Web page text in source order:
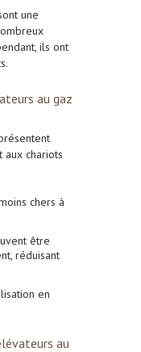
une
ils ont
au gaz
chariots
chers à
être
réduisant
en
au